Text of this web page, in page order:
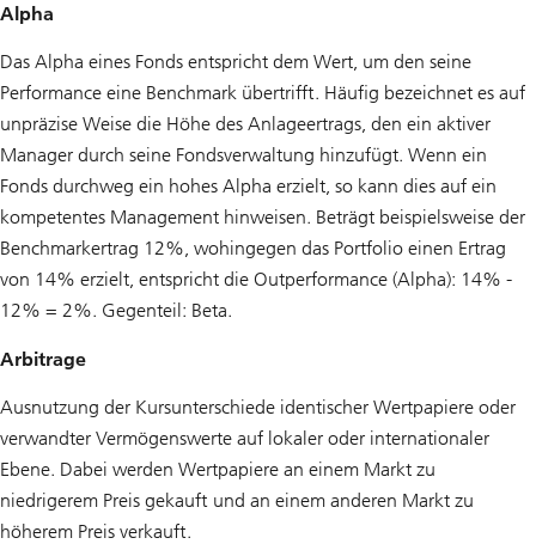
Alpha
Das Alpha eines Fonds entspricht dem Wert, um den seine
Performance eine Benchmark übertrifft. Häufig bezeichnet es auf
unpräzise Weise die Höhe des Anlageertrags, den ein aktiver
Manager durch seine Fondsverwaltung hinzufügt. Wenn ein
Fonds durchweg ein hohes Alpha erzielt, so kann dies auf ein
kompetentes Management hinweisen. Beträgt beispielsweise der
Benchmarkertrag 12%, wohingegen das Portfolio einen Ertrag
von 14% erzielt, entspricht die Outperformance (Alpha): 14% -
12% = 2%. Gegenteil: Beta.
Arbitrage
Ausnutzung der Kursunterschiede identischer Wertpapiere oder
verwandter Vermögenswerte auf lokaler oder internationaler
Ebene. Dabei werden Wertpapiere an einem Markt zu
niedrigerem Preis gekauft und an einem anderen Markt zu
höherem Preis verkauft.